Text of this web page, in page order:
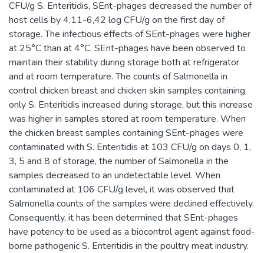
CFU/g S. Enteritidis, SEnt-phages decreased the number of
host cells by 4,11-6,42 log CFU/g on the first day of
storage. The infectious effects of SEnt-phages were higher
at 25°C than at 4°C. SEnt-phages have been observed to
maintain their stability during storage both at refrigerator
and at room temperature. The counts of Salmonella in
control chicken breast and chicken skin samples containing
only S. Enteritidis increased during storage, but this increase
was higher in samples stored at room temperature. When
the chicken breast samples containing SEnt-phages were
contaminated with S. Enteritidis at 103 CFU/g on days 0, 1,
3, 5 and 8 of storage, the number of Salmonella in the
samples decreased to an undetectable level. When
contaminated at 106 CFU/g level, it was observed that
Salmonella counts of the samples were declined effectively.
Consequently, it has been determined that SEnt-phages
have potency to be used as a biocontrol agent against food-
borne pathogenic S. Enteritidis in the poultry meat industry.